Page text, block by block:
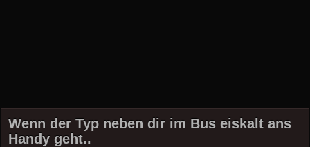
Wenn der Typ neben dir im Bus eiskalt ans
Handy geht..